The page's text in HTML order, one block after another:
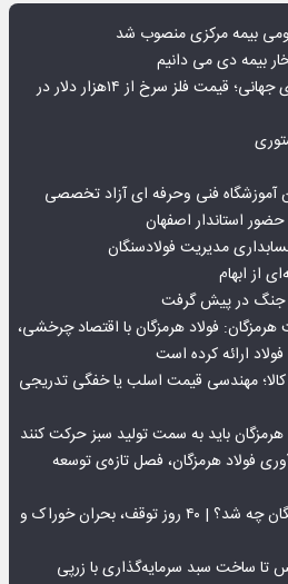
بیمه مرکزی منصوب شد
بیمه دی می دانیم
تداوم صعود مس در بازارهای جهانی؛ قیمت فلز سرخ از ۱۴هزار دلار در
آموزشگاه فنی وحرفه ای آزاد تخصصی
استاندار اصفهان
مدیریت فولادسنگان
از ابهام
جنگ در پیش گرفت
فولاد هرمزگان با اقتصاد چرخشی،
ارائه کرده است
۱۶۳۰۰ بورس کالا؛ مهندسی قیمت اسلب یا خفگی تدریجی
باید به سمت تولید سبز حرکت کنند
فولاد هرمزگان، فصل تازه‌ی توسعه
افق ۱۵ میلیون تنی فولاد سنگان چه شد؟ | ۴۰ روز توقف، بحران خوراک و
تا ساخت سبد سرمایه‌گذاری با زرپی